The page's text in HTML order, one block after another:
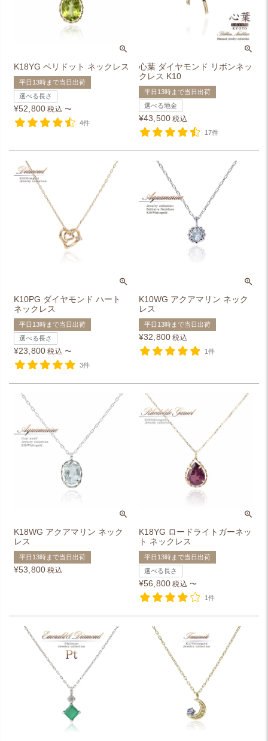
K18YG ペリドット ネックレス
平日13時まで当日出荷
選べる長さ
¥52,800 税込 〜
4件
心葉 ダイヤモンド リボンネッ
クレス K10
平日13時まで当日出荷
選べる地金
¥43,500 税込
17件
K10PG ダイヤモンド ハート
ネックレス
平日13時まで当日出荷
選べる長さ
¥23,800 税込 〜
3件
K10WG アクアマリン ネック
レス
平日13時まで当日出荷
¥32,800 税込
1件
K18WG アクアマリン ネック
レス
平日13時まで当日出荷
¥53,800 税込
K18YG ロードライトガーネッ
ト ネックレス
平日13時まで当日出荷
選べる長さ
¥56,800 税込 〜
1件